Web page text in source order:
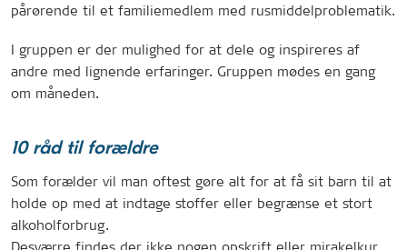
pårørende til et familiemedlem med rusmiddelproblematik.
I gruppen er der mulighed for at dele og inspireres af
andre med lignende erfaringer. Gruppen mødes en gang
om måneden.
10 råd til forældre
Som forælder vil man oftest gøre alt for at få sit barn til at
holde op med at indtage stoffer eller begrænse et stort
alkoholforbrug.